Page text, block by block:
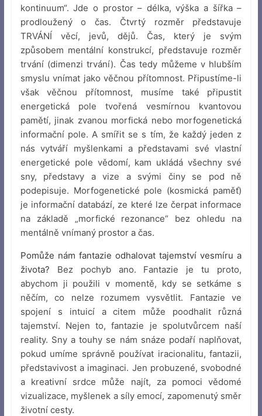
kontinuum“. Jde o prostor – délka, výška a šířka –
prodloužený o čas. Čtvrtý rozměr představuje
TRVÁNÍ věcí, jevů, dějů. Čas, který je svým
způsobem mentální konstrukcí, představuje rozměr
trvání (dimenzi trvání). Čas tedy můžeme v hlubším
smyslu vnímat jako věčnou přítomnost. Připustíme-li
však věčnou přítomnost, musíme také připustit
energetická pole tvořená vesmírnou kvantovou
pamětí, jinak zvanou morfická nebo morfogenetická
informační pole. A smířit se s tím, že každý jeden z
nás vytváří myšlenkami a představami své vlastní
energetické pole vědomí, kam ukládá všechny své
sny, představy a vize a svými činy se pod ně
podepisuje. Morfogenetické pole (kosmická paměť)
je informační databází, ze které lze čerpat informace
na základě „morfické rezonance“ bez ohledu na
mentálně vnímaný prostor a čas.
Pomůže nám fantazie odhalovat tajemství vesmíru a
života? Bez pochyb ano. Fantazie je tu proto,
abychom ji použili v momentě, kdy se setkáme s
něčím, co nelze rozumem vysvětlit. Fantazie ve
spojení s intuicí a citem může poodhalit různá
tajemství. Nejen to, fantazie je spolutvůrcem naší
reality. Sny a touhy se nám snáze podaří naplňovat,
pokud umíme správně používat iracionalitu, fantazii,
představivost a imaginaci. Jen probuzené, svobodné
a kreativní srdce může najít, za pomoci vědomé
vizualizace, myšlenek a síly emocí, zapomenutý směr
životní cesty.